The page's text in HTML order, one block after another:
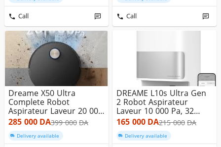
Call Call
Dreame X50 Ultra
Complete Robot
Aspirateur Laveur 20 000
Pa 3H 40 MIN ...
285 000DA399 000DA
Delivery available
DREAME L10s Ultra Gen
2 Robot Aspirateur
Laveur 10 000 Pa, 32
Réglages...
165 000DA215 000DA
Delivery available